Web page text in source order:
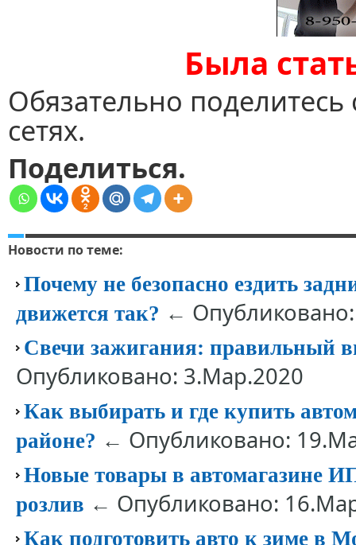
Была
Обязательно
сетях.
Поделиться.
2
Новости по теме:
Почему не безопасно ездить
движется так? ←
Свечи зажигания: правильный
Опубликовано: 3.Мар.2020
Как выбирать и где купить
районе? ← Опубликовано:
Новые товары в автомагазине
розлив ← Опубликовано:
Как подготовить авто к зиме в